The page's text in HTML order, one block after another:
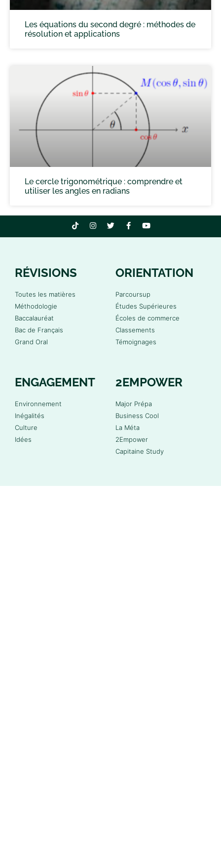
Les équations du second degré : méthodes de
résolution et applications
Le cercle trigonométrique : comprendre et
utiliser les angles en radians
RÉVISIONS
Toutes les matières
Méthodologie
Baccalauréat
Bac de Français
Grand Oral
ORIENTATION
Parcoursup
Études Supérieures
Écoles de commerce
Classements
Témoignages
ENGAGEMENT
Environnement
Inégalités
Culture
Idées
2EMPOWER
Major Prépa
Business Cool
La Méta
2Empower
Capitaine Study